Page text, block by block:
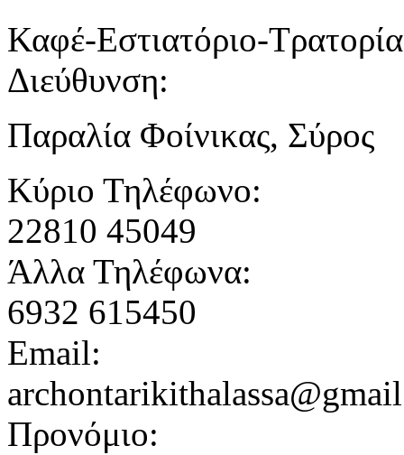
Καφέ-Εστιατόριο-Τρατορία
Διεύθυνση:
Παραλία Φοίνικας, Σύρος
Κύριο Τηλέφωνο:
22810 45049
Άλλα Τηλέφωνα:
6932 615450
Email:
Προνόμιο: